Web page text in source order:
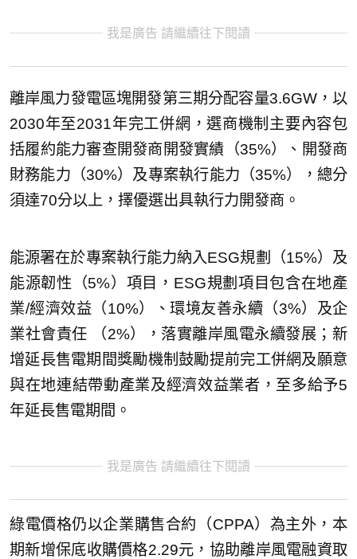
我是廣告 請繼續往下閱讀
離岸風力發電區塊開發第三期分配容量3.6GW，以
2030年至2031年完工併網，選商機制主要內容包
括履約能力審查開發商開發實績（35%）、開發商
財務能力（30%）及專案執行能力（35%），總分
須達70分以上，擇優選出具執行力開發商。
能源署在於專案執行能力納入ESG規劃（15%）及
能源韌性（5%）項目，ESG規劃項目包含在地產
業/經濟效益（10%）、環境友善永續（3%）及企
業社會責任 （2%），落實離岸風電永續發展；新
增延長售電期間獎勵機制鼓勵提前完工併網及願意
與在地連結帶動產業及經濟效益業者，至多給予5
年延長售電期間。
我是廣告 請繼續往下閱讀
綠電價格仍以企業購售合約（CPPA）為主外，本
期新增保底收購價格2.29元，協助離岸風電融資取